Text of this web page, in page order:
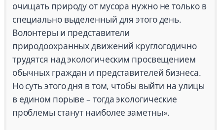
очищать природу от мусора нужно не только в
специально выделенный для этого день.
Волонтеры и представители
природоохранных движений круглогодично
трудятся над экологическим просвещением
обычных граждан и представителей бизнеса.
Но суть этого дня в том, чтобы выйти на улицы
в едином порыве – тогда экологические
проблемы станут наиболее заметны».